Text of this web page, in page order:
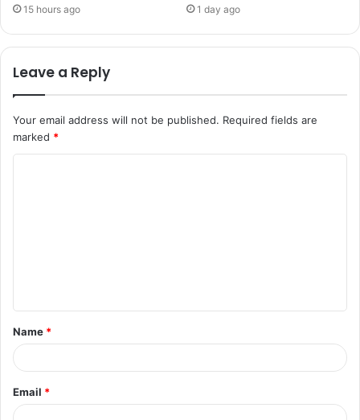
15 hours ago 1 day ago
Leave a Reply
Your email address will not be published. Required fields are
marked *
Name *
Email *